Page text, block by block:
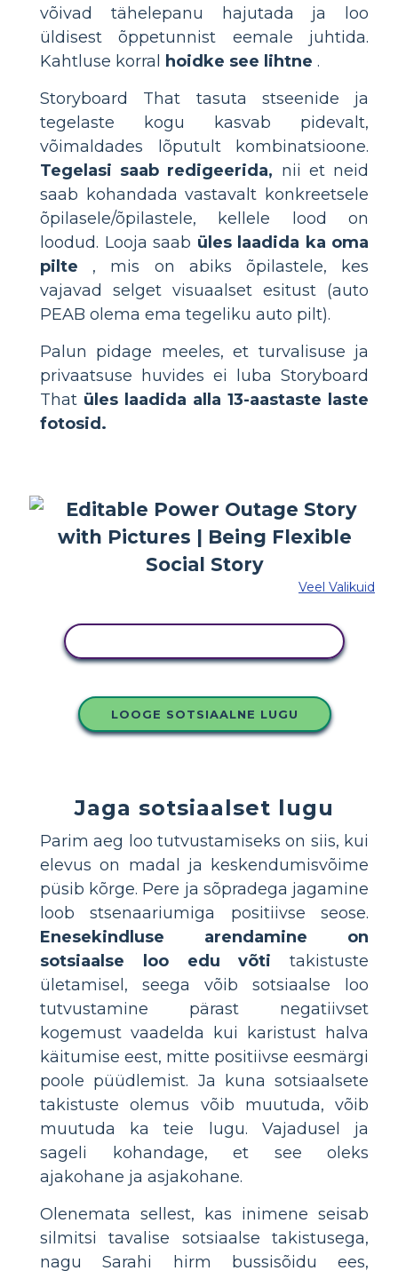
võivad tähelepanu hajutada ja loo
üldisest õppetunnist eemale juhtida.
Kahtluse korral
hoidke see lihtne .
Storyboard That tasuta stseenide ja
tegelaste kogu kasvab pidevalt,
võimaldades lõputult kombinatsioone.
Tegelasi saab redigeerida, nii et neid
saab kohandada vastavalt konkreetsele
õpilasele/õpilastele, kellele lood on
loodud. Looja saab üles laadida ka oma
pilte , mis on abiks õpilastele, kes
vajavad selget visuaalset esitust (auto
PEAB olema ema tegeliku auto pilt).
Palun pidage meeles, et turvalisuse ja
privaatsuse huvides ei luba Storyboard
That üles laadida alla 13-aastaste laste
fotosid.
Veel Valikuid
LOOGE SOTSIAALNE LUGU
Jaga sotsiaalset lugu
Parim aeg loo tutvustamiseks on siis, kui
elevus on madal ja keskendumisvõime
püsib kõrge. Pere ja sõpradega jagamine
loob stsenaariumiga positiivse seose.
Enesekindluse arendamine on
sotsiaalse loo edu võti takistuste
ületamisel, seega võib sotsiaalse loo
tutvustamine pärast negatiivset
kogemust vaadelda kui karistust halva
käitumise eest, mitte positiivse eesmärgi
poole püüdlemist. Ja kuna sotsiaalsete
takistuste olemus võib muutuda, võib
muutuda ka teie lugu. Vajadusel ja
sageli kohandage, et see oleks
ajakohane ja asjakohane.
Olenemata sellest, kas inimene seisab
silmitsi tavalise sotsiaalse takistusega,
nagu Sarahi hirm bussisõidu ees,